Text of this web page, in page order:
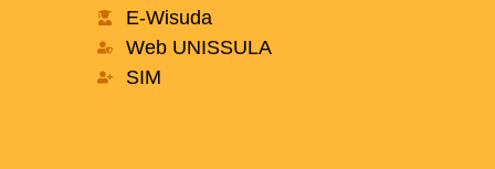
E-Wisuda
Web UNISSULA
SIM